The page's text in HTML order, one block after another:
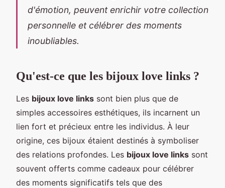
d'émotion, peuvent enrichir votre collection
personnelle et célébrer des moments
inoubliables.
Qu'est-ce que les bijoux love links ?
Les bijoux love links sont bien plus que de
simples accessoires esthétiques, ils incarnent un
lien fort et précieux entre les individus. À leur
origine, ces bijoux étaient destinés à symboliser
des relations profondes. Les bijoux love links sont
souvent offerts comme cadeaux pour célébrer
des moments significatifs tels que des